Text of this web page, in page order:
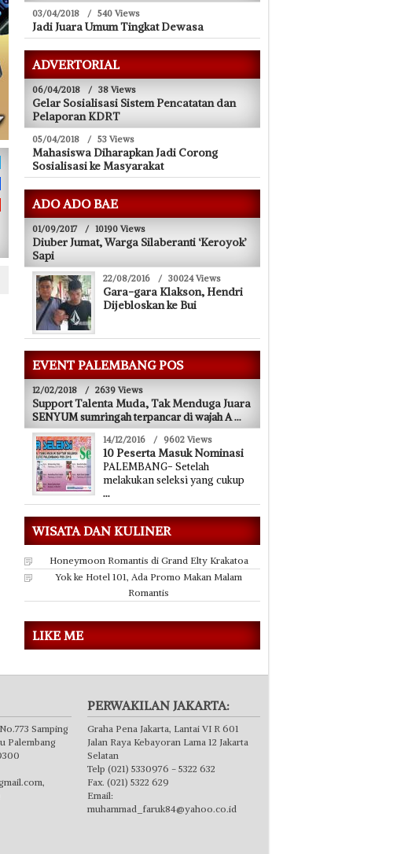
03/04/2018 / 540 Views
Jadi Juara Umum Tingkat Dewasa
ADVERTORIAL
06/04/2018 / 38 Views
Gelar Sosialisasi Sistem Pencatatan dan
Pelaporan KDRT
05/04/2018 / 53 Views
Mahasiswa Diharapkan Jadi Corong
Sosialisasi ke Masyarakat
ADO ADO BAE
01/09/2017 / 10190 Views
Diuber Jumat, Warga Silaberanti ‘Keroyok’
Sapi
22/08/2016 / 30024 Views
Gara-gara Klakson, Hendri
Dijebloskan ke Bui
EVENT PALEMBANG POS
12/02/2018 / 2639 Views
Support Talenta Muda, Tak Menduga Juara
SENYUM sumringah terpancar di wajah A...
14/12/2016 / 9602 Views
10 Peserta Masuk Nominasi
PALEMBANG- Setelah
melakukan seleksi yang cukup
...
WISATA DAN KULINER
Honeymoon Romantis di Grand Elty Krakatoa
Yok ke Hotel 101, Ada Promo Makan Malam
Romantis
LIKE ME
Samping
Palembang
,
PERWAKILAN JAKARTA:
Graha Pena Jakarta, Lantai VI R 601
Jalan Raya Kebayoran Lama 12 Jakarta
Selatan
Telp (021) 5330976 - 5322 632
Fax. (021) 5322 629
Email:
muhammad_faruk84@yahoo.co.id